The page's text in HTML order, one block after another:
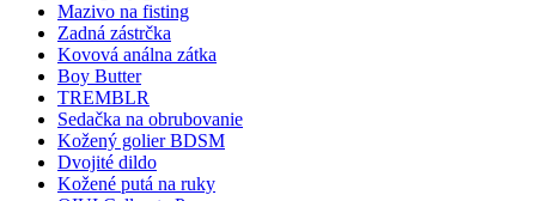
Mazivo na fisting
Zadná zástrčka
Kovová análna zátka
Boy Butter
TREMBLR
Sedačka na obrubovanie
Kožený golier BDSM
Dvojité dildo
Kožené putá na ruky